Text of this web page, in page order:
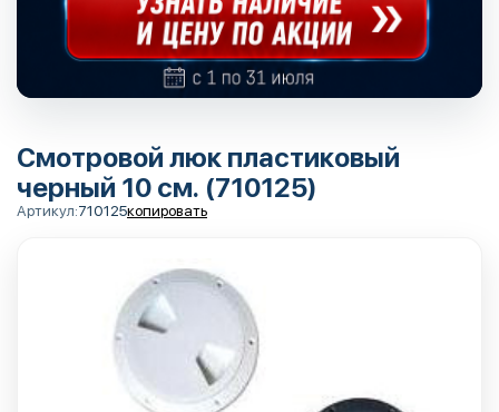
Смотровой люк пластиковый
черный 10 см. (710125)
Артикул:710125копировать